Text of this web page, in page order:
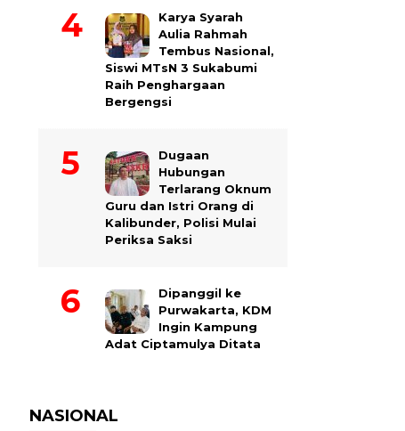
Karya Syarah
Aulia Rahmah
Tembus Nasional,
Siswi MTsN 3 Sukabumi
Raih Penghargaan
Bergengsi
Dugaan
Hubungan
Terlarang Oknum
Guru dan Istri Orang di
Kalibunder, Polisi Mulai
Periksa Saksi
Dipanggil ke
Purwakarta, KDM
Ingin Kampung
Adat Ciptamulya Ditata
NASIONAL